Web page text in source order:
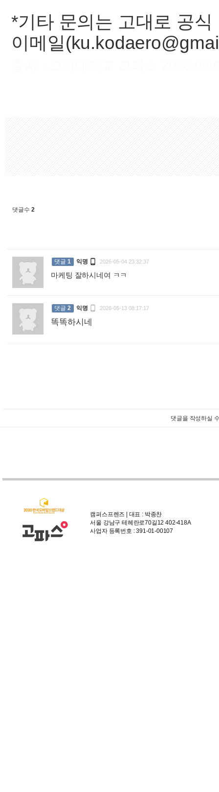
*기타 문의는 고대로 공
이메일
댓글수 2
댓글 1 익명  2026-05-04 23:32:37
마케팅 잘하시네여 ㅋㅋ
댓글 2 익명  2026-05-13 08:17:17
똑똑하시네
댓글을 작성하실
캠퍼스프렌즈 | 대표 : 박종찬
서울 강남구 테헤란로70길12 402-418A
사업자 등록번호 : 391-01-00107